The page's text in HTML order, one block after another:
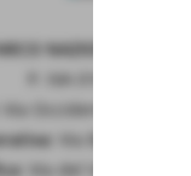
NAZIONALE
Via Occidentale 6,
Via del Vivaio,